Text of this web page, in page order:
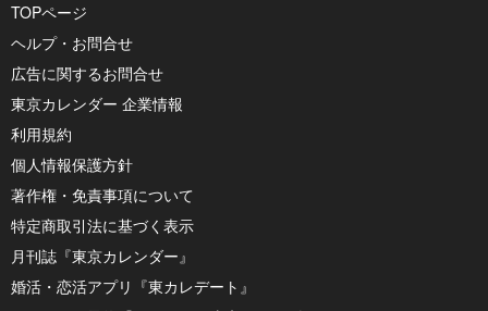
TOPページ
ヘルプ・お問合せ
広告に関するお問合せ
東京カレンダー 企業情報
利用規約
個人情報保護方針
著作権・免責事項について
特定商取引法に基づく表示
月刊誌『東京カレンダー』
婚活・恋活アプリ『東カレデート』